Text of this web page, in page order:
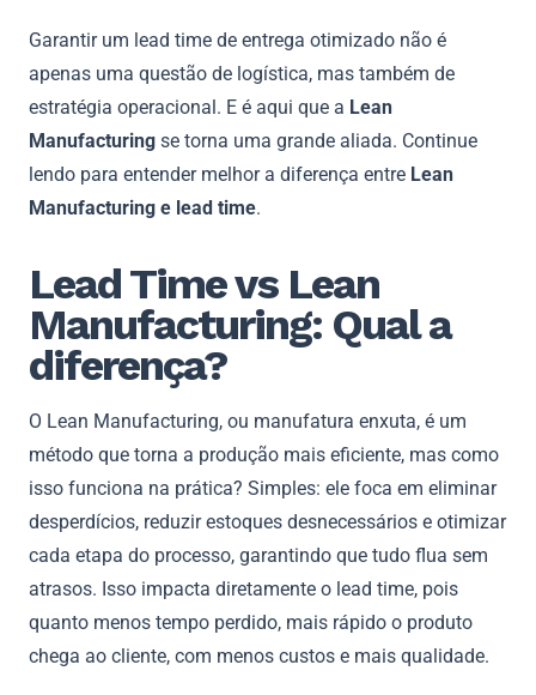
Garantir um lead time de entrega otimizado não é
apenas uma questão de logística, mas também de
estratégia operacional. E é aqui que a Lean
Manufacturing se torna uma grande aliada. Continue
lendo para entender melhor a diferença entre Lean
Manufacturing e lead time.
Lead Time vs Lean
Manufacturing: Qual a
diferença?
O Lean Manufacturing, ou manufatura enxuta, é um
método que torna a produção mais eficiente, mas como
isso funciona na prática? Simples: ele foca em eliminar
desperdícios, reduzir estoques desnecessários e otimizar
cada etapa do processo, garantindo que tudo flua sem
atrasos. Isso impacta diretamente o lead time, pois
quanto menos tempo perdido, mais rápido o produto
chega ao cliente, com menos custos e mais qualidade.